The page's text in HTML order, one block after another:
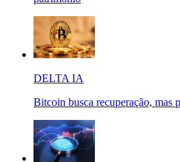
DELTA IA
Bitcoin busca recuperação, mas